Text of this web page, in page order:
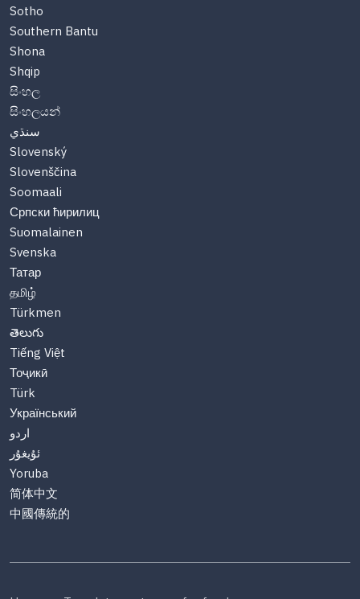
Sotho
Southern Bantu
Shona
Shqip
සිංහල
සිංහලයන්
سنڌي
Slovenský
Slovenščina
Soomaali
Српски ћирилиц
Suomalainen
Svenska
Татар
தமிழ்
Türkmen
తెలుగు
Tiếng Việt
Тоҷикӣ
Türk
Український
اردو
ئۇيغۇر
Yoruba
简体中文
中國傳統的